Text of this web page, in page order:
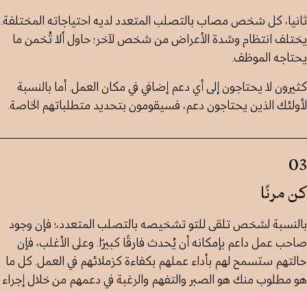
ثانيا، كل شخص مصاب بالتصلب المتعدد لديه احتياجاته المختلفة.
يختلف انتظام وشدة الأعراض من شخص لآخر؛ حاول ألا تُخمن ما
يحتاجه الموظف.
كثيرون لا يحتاجون إلى أي دعم إضافي في مكان العمل. أما بالنسبة
لأولئك الذين يحتاجون دعم، فسيقومون بتحديد متطلباتهم الخاصة.
03
كن مرنًا
بالنسبة لشخص تلقى للتو تشخيصه بالتصلب المتعدد،؛ فإن وجود
صاحب عمل داعم بإمكانه أن يُحدث فارقًا كبيرًا. وعلى الأغلب، فإن
حالتهم ستسمح لهم بأداء عملهم بكفاءة كزملائهم في العمل. كل ما
هو مطلوب منك هو الصبر والتفهم والرغبة في دعمهم من خلال إجراء